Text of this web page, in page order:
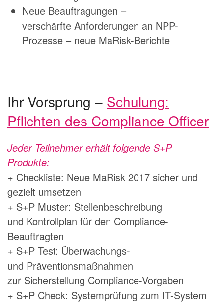
Neue Beauftragungen –
verschärfte Anforderungen an NPP-
Prozesse – neue MaRisk-Berichte
Ihr Vorsprung – Schulung:
Pflichten des Compliance Officer
Jeder Teilnehmer erhält folgende S+P
Produkte:
+ Checkliste: Neue MaRisk 2017 sicher und
gezielt umsetzen
+ S+P Muster: Stellenbeschreibung
und Kontrollplan für den Compliance-
Beauftragten
+ S+P Test: Überwachungs-
und Präventionsmaßnahmen
zur Sicherstellung Compliance-Vorgaben
+ S+P Check: Systemprüfung zum IT-System